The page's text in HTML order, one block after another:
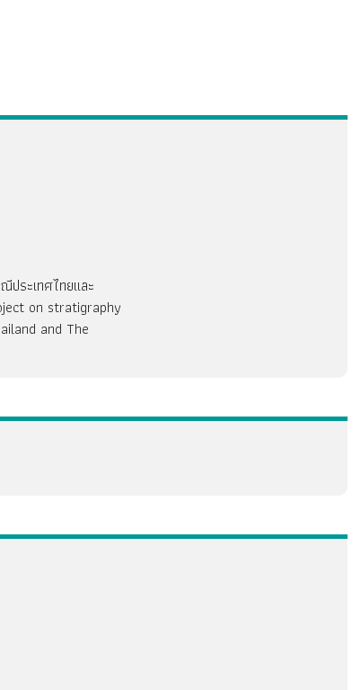
ประเทศไทยและ
on stratigraphy
and The